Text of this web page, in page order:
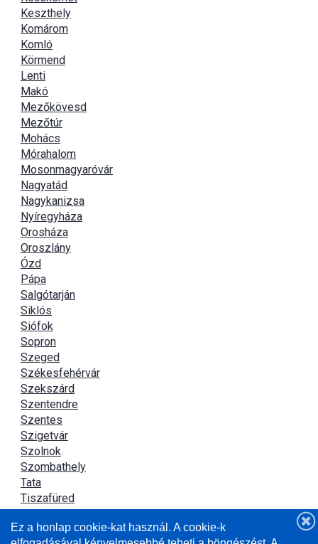
Keszthely
Komárom
Komló
Körmend
Lenti
Makó
Mezőkövesd
Mezőtúr
Mohács
Mórahalom
Mosonmagyaróvár
Nagyatád
Nagykanizsa
Nyíregyháza
Orosháza
Oroszlány
Ózd
Pápa
Salgótarján
Siklós
Siófok
Sopron
Szeged
Székesfehérvár
Szekszárd
Szentendre
Szentes
Szigetvár
Szolnok
Szombathely
Tata
Tiszafüred
Újszász
Ez a honlap cookie-kat használ. A cookie-k